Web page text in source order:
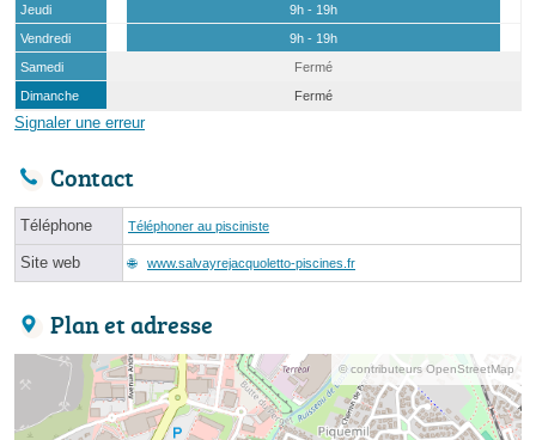
Jeudi
9h - 19h
Vendredi
9h - 19h
Samedi
Fermé
Dimanche
Fermé
Signaler une erreur
Contact
Téléphone Téléphoner au pisciniste
Site web www.salvayrejacquoletto-piscines.fr
Plan et adresse
© contributeurs OpenStreetMap